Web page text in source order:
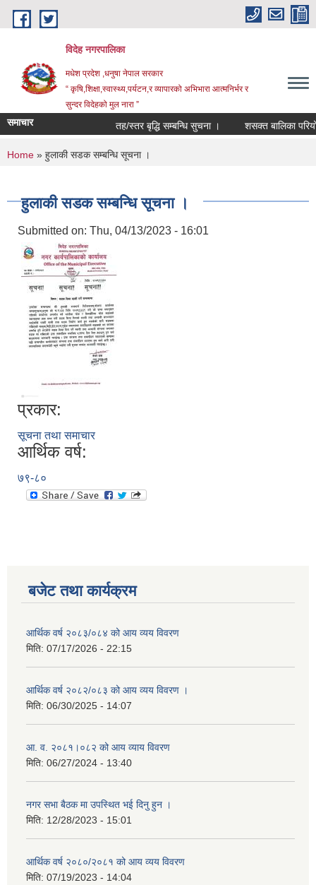
Skip to main content
विदेह नगरपालिका
मधेश प्रदेश ,धनुषा नेपाल सरकार
“ कृषि,शिक्षा,स्वास्थ्य,पर्यटन,र व्यापारको अभिभारा आत्मनिर्भर र
सुन्दर विदेहको मुल नारा ”
समाचार तह/स्तर बृद्धि सम्बन्धि सुचना । शसक्त बालिका
You are here
Home » हुलाकी सडक सम्बन्धि सूचना ।
हुलाकी सडक सम्बन्धि सूचना ।
Submitted on: Thu, 04/13/2023 - 16:01
प्रकार:
सूचना तथा समाचार
आर्थिक वर्ष:
७९-८०
बजेट तथा कार्यक्रम
आर्थिक वर्ष २०८३/०८४ को आय व्यय विवरण
मिति: 07/17/2026 - 22:15
आर्थिक वर्ष २०८२/०८३ को आय व्यय विवरण ।
मिति: 06/30/2025 - 14:07
आ. व. २०८१।०८२ को आय व्याय विवरण
मिति: 06/27/2024 - 13:40
नगर सभा बैठक मा उपस्थित भई दिनु हुन ।
मिति: 12/28/2023 - 15:01
आर्थिक वर्ष २०८०/२०८१ को आय व्यय विवरण
मिति: 07/19/2023 - 14:04